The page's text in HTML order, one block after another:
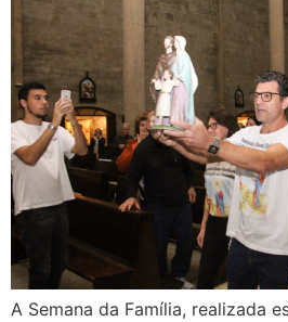
A Semana da Família, realizada